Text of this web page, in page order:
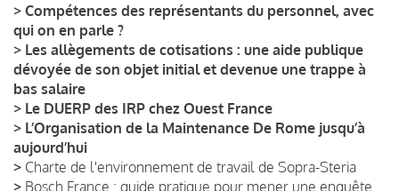
> Compétences des représentants du personnel, avec
qui on en parle ?
> Les allègements de cotisations : une aide publique
dévoyée de son objet initial et devenue une trappe à
bas salaire
> Le DUERP des IRP chez Ouest France
> L’Organisation de la Maintenance De Rome jusqu’à
aujourd’hui
> Charte de l'environnement de travail de Sopra-Steria
> Bosch France : guide pratique pour mener une enquête